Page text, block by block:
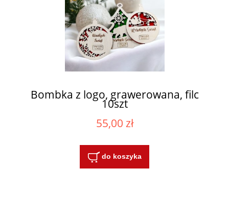
Bombka z logo, grawerowana, filc
10szt
55,00 zł
do koszyka